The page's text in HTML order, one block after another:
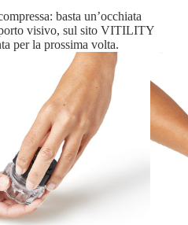
basta un’occhiata
visivo, sul sito VITILITY
per la prossima volta.